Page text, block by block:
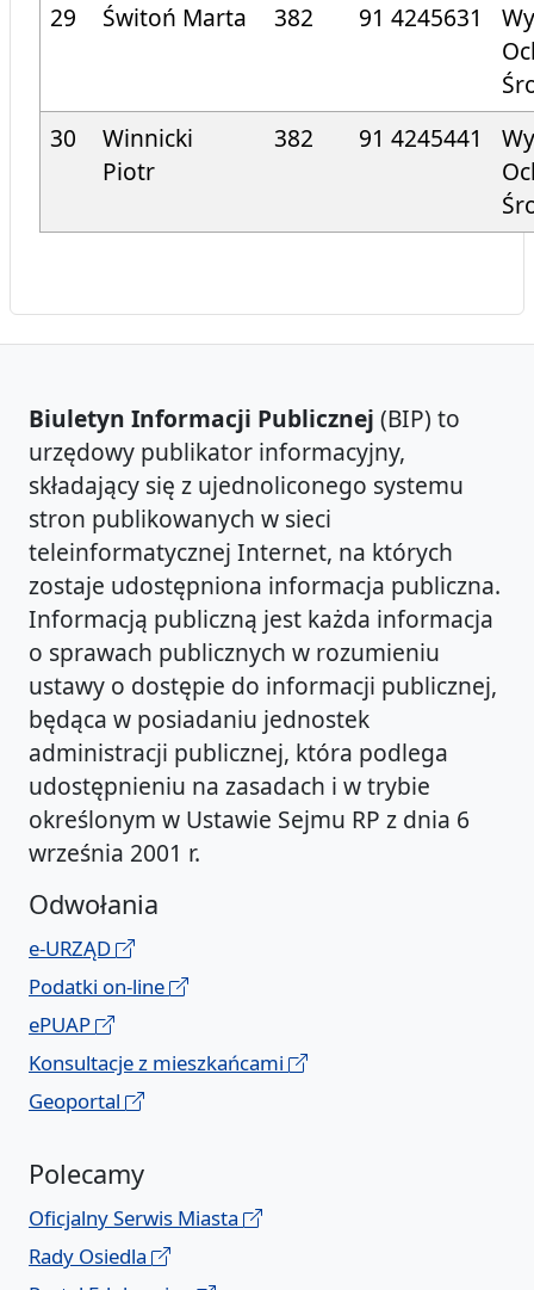
29 Świtoń Marta 382 91 4245631
30
Winnicki
Piotr
382 91 4245441
Biuletyn Informacji Publicznej (BIP) to
urzędowy publikator informacyjny,
składający się z ujednoliconego systemu
stron publikowanych w sieci
teleinformatycznej Internet, na których
zostaje udostępniona informacja publiczna.
Informacją publiczną jest każda informacja
o sprawach publicznych w rozumieniu
ustawy o dostępie do informacji publicznej,
będąca w posiadaniu jednostek
administracji publicznej, która podlega
udostępnieniu na zasadach i w trybie
określonym w Ustawie Sejmu RP z dnia 6
września 2001 r.
Odwołania
e-URZĄD
Podatki on-line
ePUAP
Konsultacje z mieszkańcami
Geoportal
Polecamy
Oficjalny Serwis Miasta
Rady Osiedla